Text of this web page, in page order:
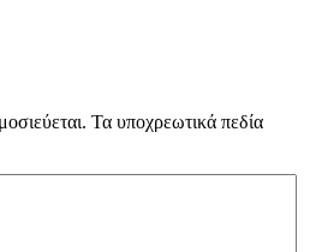
Τα υποχρεωτικά πεδία